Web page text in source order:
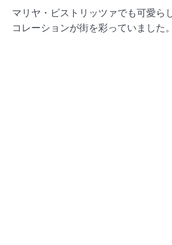
マリヤ・ビストリッツァでも可愛ら
コレーションが街を彩っていました。